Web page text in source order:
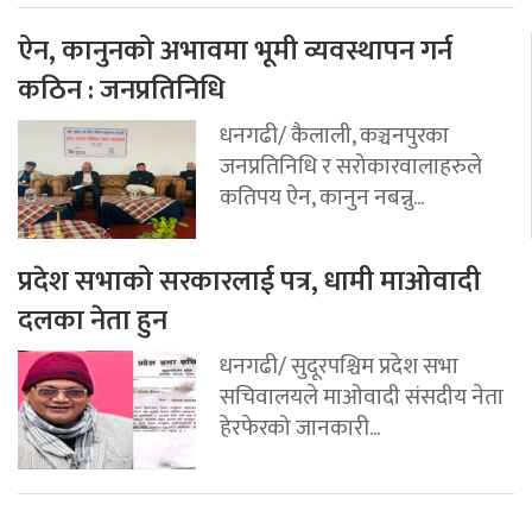
ऐन, कानुनको अभावमा भूमी व्यवस्थापन गर्न
कठिन : जनप्रतिनिधि
धनगढी/ कैलाली, कञ्चनपुरका
जनप्रतिनिधि र सरोकारवालाहरुले
कतिपय ऐन, कानुन नबन्नु...
प्रदेश सभाको सरकारलाई पत्र, धामी माओवादी
दलका नेता हुन
धनगढी/ सुदूरपश्चिम प्रदेश सभा
सचिवालयले माओवादी संसदीय नेता
हेरफेरको जानकारी...